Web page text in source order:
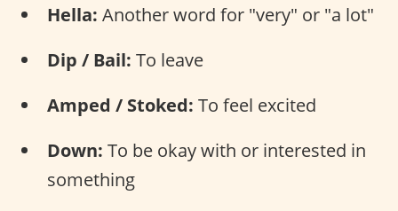
Hella: Another word for "very" or "a lot"
Dip / Bail: To leave
Amped / Stoked: To feel excited
Down: To be okay with or interested in
something